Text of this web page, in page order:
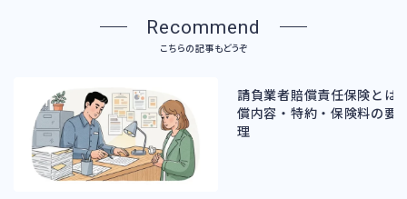
Recommend
こちらの記事もどうぞ
請負業者賠償責任保険とは
償内容・特約・保険料の要
理